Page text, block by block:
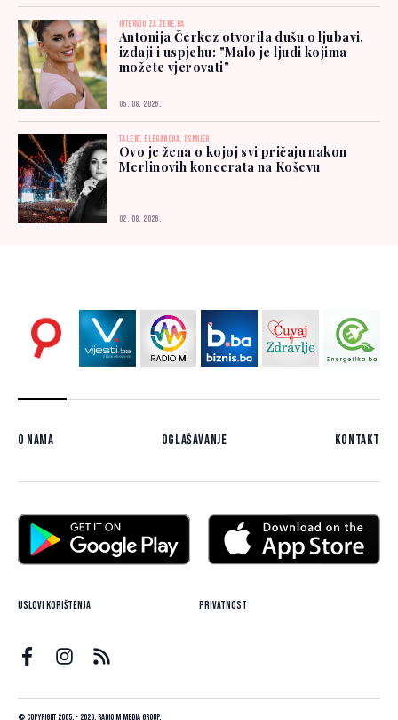
INTERVJU ZA ŽENE.BA
Antonija Čerkez otvorila dušu o ljubavi,
izdaji i uspjehu: "Malo je ljudi kojima
možete vjerovati"
05. 08. 2026.
TALENT, ELEGANCIJA, OSMIJEH
Ovo je žena o kojoj svi pričaju nakon
Merlinovih koncerata na Koševu
02. 08. 2026.
O nama Oglašavanje Kontakt
Uslovi korištenja Privatnost
© Copyright 2005. - 2026. Radio M Media Group.